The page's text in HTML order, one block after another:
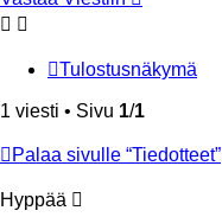
Tulostusnäkymä
1 viesti • Sivu 1/1
Palaa sivulle “Tiedotteet”
Hyppää